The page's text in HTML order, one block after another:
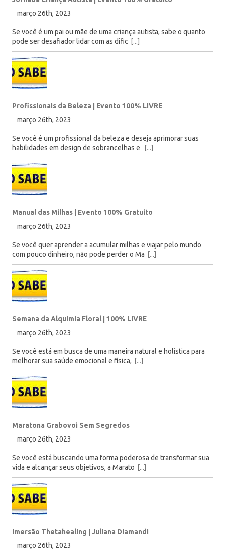
março 26th, 2023
Se você é um pai ou mãe de uma criança autista, sabe o quanto
pode ser desafiador lidar com as dific [...]
Profissionais da Beleza | Evento 100% LIVRE
março 26th, 2023
Se você é um profissional da beleza e deseja aprimorar suas
habilidades em design de sobrancelhas e
[...]
Manual das Milhas | Evento 100% Gratuito
março 26th, 2023
Se você quer aprender a acumular milhas e viajar pelo mundo
com pouco dinheiro, não pode perder o Ma [...]
Semana da Alquimia Floral | 100% LIVRE
março 26th, 2023
Se você está em busca de uma maneira natural e holística para
melhorar sua saúde emocional e física, [...]
Maratona Grabovoi Sem Segredos
março 26th, 2023
Se você está buscando uma forma poderosa de transformar sua
vida e alcançar seus objetivos, a Marato [...]
Imersão Thetahealing | Juliana Diamandi
março 26th, 2023